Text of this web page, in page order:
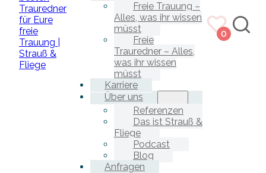
Freie Trauung –
Alles, was ihr wissen
müsst
Freie
Trauredner – Alles,
was ihr wissen
müsst
Karriere
Über uns
Referenzen
Das ist Strauß &
Fliege
Podcast
Blog
Anfragen
0